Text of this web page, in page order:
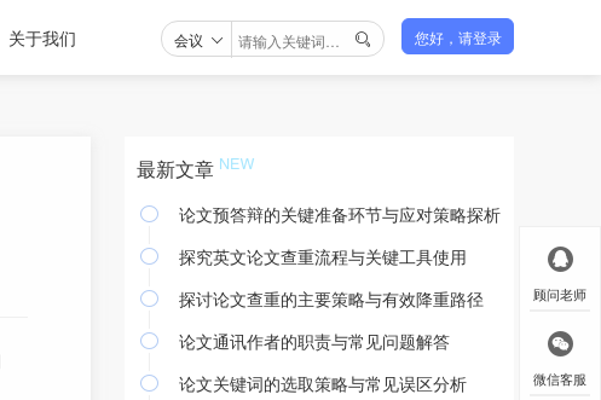
关于我们 会议  您好，请登录
最新文章
 论文预答辩的关键准备环节与应对策略探析
 探究英文论文查重流程与关键工具使用
 探讨论文查重的主要策略与有效降重路径
 论文通讯作者的职责与常见问题解答
 论文关键词的选取策略与常见误区分析
顾问老师
微信客服